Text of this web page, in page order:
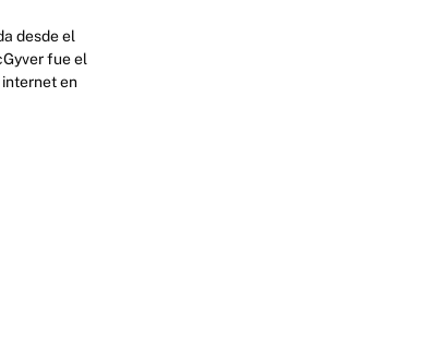
desde el
fue el
internet en